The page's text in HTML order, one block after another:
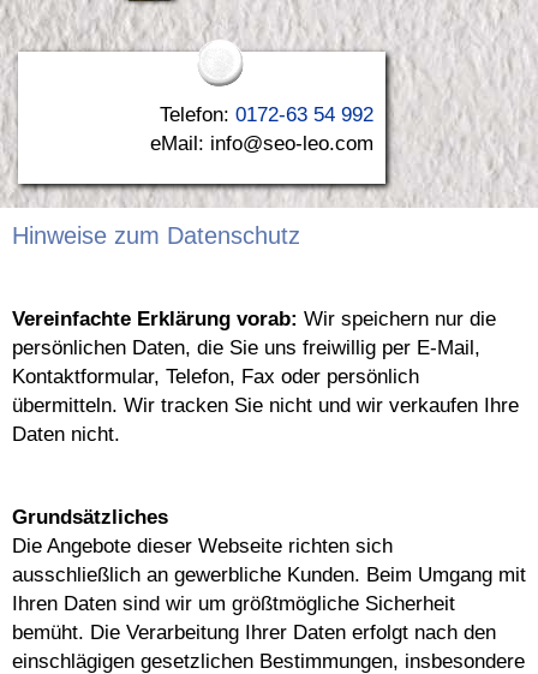
Telefon: 0172-63 54 992
eMail: info@seo-leo.com
Hinweise zum Datenschutz
Vereinfachte Erklärung vorab: Wir speichern nur die
persönlichen Daten, die Sie uns freiwillig per E-Mail,
Kontaktformular, Telefon, Fax oder persönlich
übermitteln. Wir tracken Sie nicht und wir verkaufen Ihre
Daten nicht.
Grundsätzliches
Die Angebote dieser Webseite richten sich
ausschließlich an gewerbliche Kunden. Beim Umgang mit
Ihren Daten sind wir um größtmögliche Sicherheit
bemüht. Die Verarbeitung Ihrer Daten erfolgt nach den
einschlägigen gesetzlichen Bestimmungen, insbesondere